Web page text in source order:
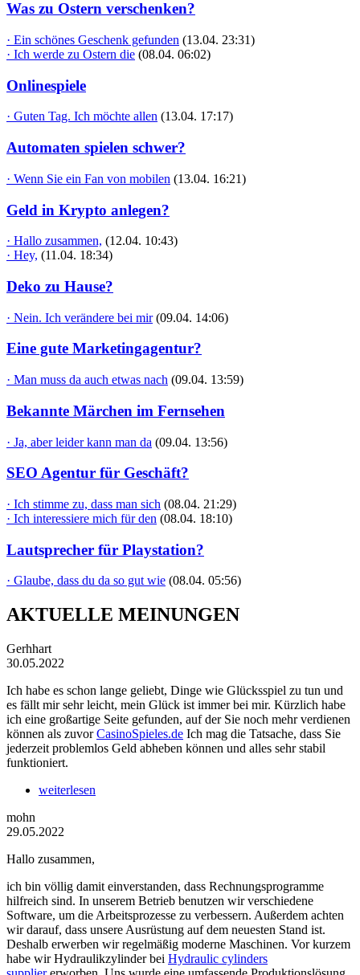
Was zu Ostern verschenken?
· Ein schönes Geschenk gefunden (13.04. 23:31)
· Ich werde zu Ostern die (08.04. 06:02)
Onlinespiele
· Guten Tag. Ich möchte allen (13.04. 17:17)
Automaten spielen schwer?
· Wenn Sie ein Fan von mobilen (13.04. 16:21)
Geld in Krypto anlegen?
· Hallo zusammen, (12.04. 10:43)
· Hey, (11.04. 18:34)
Deko zu Hause?
· Nein. Ich verändere bei mir (09.04. 14:06)
Eine gute Marketingagentur?
· Man muss da auch etwas nach (09.04. 13:59)
Bekannte Märchen im Fernsehen
· Ja, aber leider kann man da (09.04. 13:56)
SEO Agentur für Geschäft?
· Ich stimme zu, dass man sich (08.04. 21:29)
· Ich interessiere mich für den (08.04. 18:10)
Lautsprecher für Playstation?
· Glaube, dass du da so gut wie (08.04. 05:56)
AKTUELLE MEINUNGEN
Gerhhart
30.05.2022
Ich habe es schon lange geliebt, Dinge wie Glücksspiel zu tun und
es fällt mir sehr leicht, mein Glück ist immer bei mir. Kürzlich habe
ich eine großartige Seite gefunden, auf der Sie noch mehr verdienen
können als zuvorCasinoSpieles.de Ich mag die Tatsache, dass Sie
jederzeit problemlos Geld abheben können und alles sehr stabil
funktioniert.
weiterlesen
mohn
29.05.2022
Hallo zusammen,
ich bin völlig damit einverstanden, dass Rechnungsprogramme
hilfreich sind. In unserem Betrieb benutzen wir verschiedene
Software, um die Arbeitsprozesse zu verbessern. Außerdem achten
wir darauf, dass unsere Ausrüstung auf dem neuesten Stand ist.
Deshalb erwerben wir regelmäßig moderne Maschinen. Vor kurzem
habe wir Hydraulikzylinder bei Hydraulic cylinders